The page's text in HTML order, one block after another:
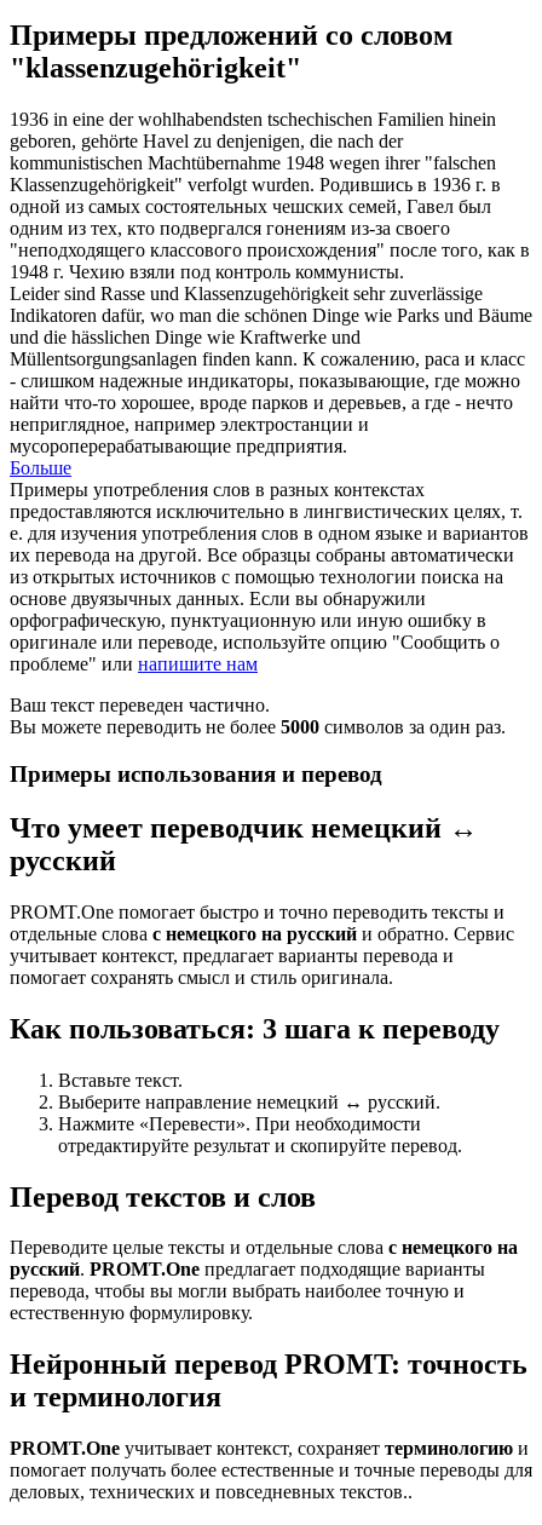
Примеры предложений со словом
"klassenzugehörigkeit"
1936 in eine der wohlhabendsten tschechischen Familien hinein
geboren, gehörte Havel zu denjenigen, die nach der
kommunistischen Machtübernahme 1948 wegen ihrer "falschen
Klassenzugehörigkeit" verfolgt wurden. Родившись в 1936 г. в
одной из самых состоятельных чешских семей, Гавел был
одним из тех, кто подвергался гонениям из-за своего
"неподходящего классового происхождения" после того, как в
1948 г. Чехию взяли под контроль коммунисты.
Leider sind Rasse und Klassenzugehörigkeit sehr zuverlässige
Indikatoren dafür, wo man die schönen Dinge wie Parks und Bäume
und die hässlichen Dinge wie Kraftwerke und
Müllentsorgungsanlagen finden kann. К сожалению, раса и класс
- слишком надежные индикаторы, показывающие, где можно
найти что-то хорошее, вроде парков и деревьев, а где - нечто
неприглядное, например электростанции и
мусороперерабатывающие предприятия.
Больше
Примеры употребления слов в разных контекстах
предоставляются исключительно в лингвистических целях, т.
е. для изучения употребления слов в одном языке и вариантов
их перевода на другой. Все образцы собраны автоматически
из открытых источников с помощью технологии поиска на
основе двуязычных данных. Если вы обнаружили
орфографическую, пунктуационную или иную ошибку в
оригинале или переводе, используйте опцию "Сообщить о
проблеме" или напишите нам
Ваш текст переведен частично.
Вы можете переводить не более 5000 символов за один раз.
Примеры использования и перевод
Что умеет переводчик немецкий ↔
русский
PROMT.One помогает быстро и точно переводить тексты и
отдельные слова с немецкого на русский и обратно. Сервис
учитывает контекст, предлагает варианты перевода и
помогает сохранять смысл и стиль оригинала.
Как пользоваться: 3 шага к переводу
Вставьте текст.
Выберите направление немецкий ↔ русский.
Нажмите «Перевести». При необходимости
отредактируйте результат и скопируйте перевод.
Перевод текстов и слов
Переводите целые тексты и отдельные слова с немецкого на
русский. PROMT.One предлагает подходящие варианты
перевода, чтобы вы могли выбрать наиболее точную и
естественную формулировку.
Нейронный перевод PROMT: точность
и терминология
PROMT.One учитывает контекст, сохраняет терминологию и
помогает получать более естественные и точные переводы для
деловых, технических и повседневных текстов..